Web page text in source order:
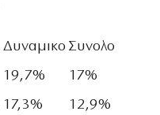
Δυναμικο Συνολο
19,7%
17%
17,3%
12,9%